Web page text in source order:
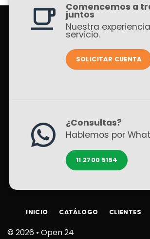
Comencemos a
juntos
Nuestra
servicio.
SOLICITAR CUENTA
¿Consultas?
Hablemos por
11 2700 5154
© 2026 • Open 24
INICIO CATÁLOGO CLIENTES